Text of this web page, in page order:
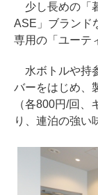
少し長めの「
ASE」ブランド
専用の「ユーテ
水ボトルや持
バーをはじめ、
（各800円/回
り、連泊の強い